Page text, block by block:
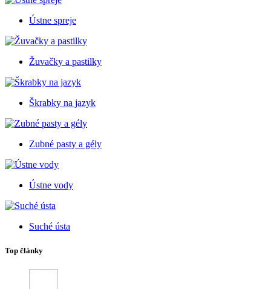
Ústne spreje
Žuvačky a pastilky
Škrabky na jazyk
Zubné pasty a gély
Ústne vody
Suché ústa
Top články